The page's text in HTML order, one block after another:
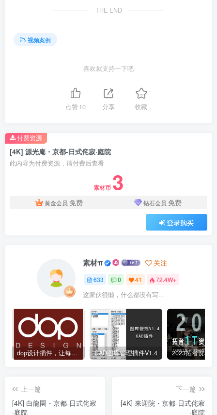
THE END
视频案例
喜欢就支持一下吧
点赞10 分享 收藏
[4K] 源光庵・京都-日式侘寂·庭院
此内容为付费资源，请付费后查看
素材币 3
黄金会员 免费 钻石会员 免费
登录购买
付费资源
素材π 关注
633 0 41 72.4W+
这家伙很懒，什么都没有写...
dop设计插件，让每个设计师都能享受到CAD制图的乐趣 CAD图库管理插件V1.4
上一篇
[4K] 白龍園・京都-日式侘寂
·庭院
下一篇
[4K] 来迎院・京都-日式侘寂
·庭院